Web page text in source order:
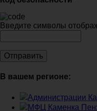
Введите символы
В вашем регионе:
Администрации
МФЦ Каменка